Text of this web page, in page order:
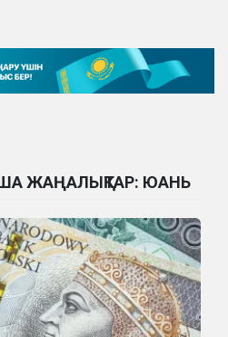
ЖАҢАЛЫҚТАР: ЮАНЬ